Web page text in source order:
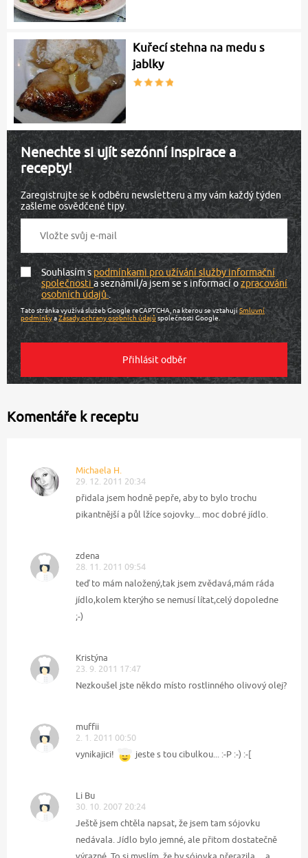
Kuřecí stehna na medu s
jablky
Nenechte si ujít sezónní inspirace a
recepty!
Zaregistrujte se k odběru newsletteru a my vám každý týden
zašleme osvědčené tipy.
Souhlasím spodmínkami pro užívání služby informační
společnostia seznámil/a jsem se s informací ozpracování
osobních údajů.
Tato stránka využívá služeb Google reCAPTCHA, na kterou se vztahujíSmluvní
podmínkyaZásady ochrany osobních údajů společnosti Google.
Komentáře k receptu
Michaela H.
29. 12. 2011 20:34
přidala jsem hodně pepře, aby to bylo trochu
pikantnější a půl lžíce sojovky... moc dobré jídlo.
zdena
28. 11. 2011 09:54
teď to mám naložený,tak jsem zvědavá,mám ráda
jídlo,kolem kterýho se nemusí lítat,celý dopoledne
;-)
Kristýna
23. 9. 2011 17:47
Nezkoušel jste někdo místo rostlinného olivový olej?
muffii
2. 1. 2011 00:50
vynikajici!
jeste s tou cibulkou... :-P :-) :-[
Li Bu
30. 10. 2007 20:24
Ještě jsem chtěla napsat, že jsem tam sójovku
nedávala. Jídlo bylo jemné, ale přitom dostatečně